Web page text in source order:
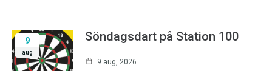
9
aug
Söndagsdart på Station 100
9 aug, 2026